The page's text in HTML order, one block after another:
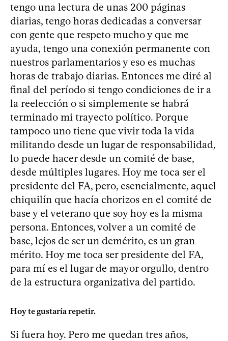
tengo una lectura de unas 200 páginas
diarias, tengo horas dedicadas a conversar
con gente que respeto mucho y que me
ayuda, tengo una conexión permanente con
nuestros parlamentarios y eso es muchas
horas de trabajo diarias. Entonces me diré al
final del período si tengo condiciones de ir a
la reelección o si simplemente se habrá
terminado mi trayecto político. Porque
tampoco uno tiene que vivir toda la vida
militando desde un lugar de responsabilidad,
lo puede hacer desde un comité de base,
desde múltiples lugares. Hoy me toca ser el
presidente del FA, pero, esencialmente, aquel
chiquilín que hacía chorizos en el comité de
base y el veterano que soy hoy es la misma
persona. Entonces, volver a un comité de
base, lejos de ser un demérito, es un gran
mérito. Hoy me toca ser presidente del FA,
para mí es el lugar de mayor orgullo, dentro
de la estructura organizativa del partido.
Hoy te gustaría repetir.
Si fuera hoy. Pero me quedan tres años,